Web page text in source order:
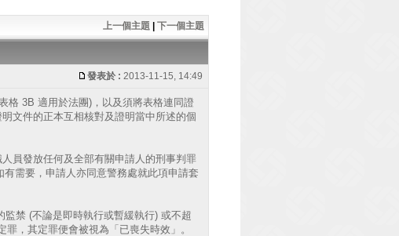
上一個主題 下一個主題
發表於 : 2013-11-15, 14:49
格 3B 適用於法團)，以及須將表格連同證
文件的正本互相核對及證明當中所述的個
員發放任何及全部有關申請人的刑事判罪
需要，申請人亦同意警務處就此項申請套
禁 (不論是即時執行或暫緩執行) 或不超
，其定罪便會被視為「已喪失時效」。